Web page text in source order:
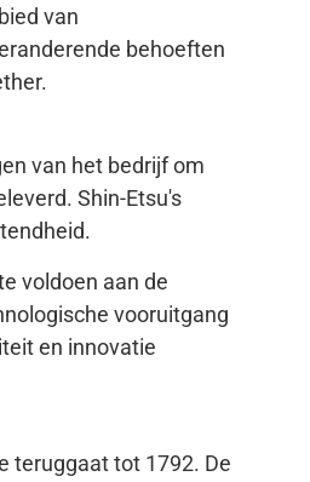
van
behoeften
van het bedrijf om
Shin-Etsu's
voldoen aan de
vooruitgang
en innovatie
teruggaat tot 1792. De